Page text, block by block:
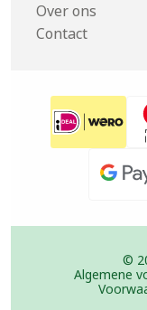
Over ons
Contact
©
Algemene